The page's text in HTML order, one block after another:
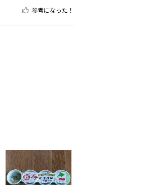
参考になった！